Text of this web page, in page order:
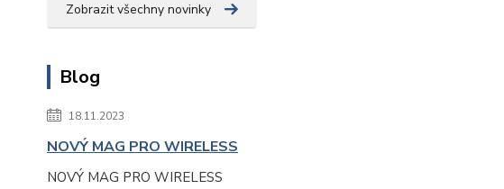
Zobrazit všechny novinky
Blog
18.11.2023
NOVÝ MAG PRO WIRELESS
NOVÝ MAG PRO WIRELESS